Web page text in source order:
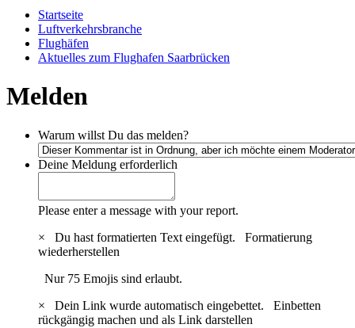
Startseite
Luftverkehrsbranche
Flughäfen
Aktuelles zum Flughafen Saarbrücken
Melden
Warum willst Du das melden?
Deine Meldung erforderlich
Please enter a message with your report.
×
Du hast formatierten Text eingefügt. Formatierung
wiederherstellen
Nur 75 Emojis sind erlaubt.
×
Dein Link wurde automatisch eingebettet. Einbetten
rückgängig machen und als Link darstellen